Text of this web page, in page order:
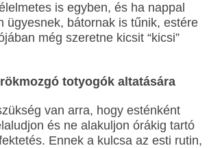
is egyben, és ha nappal
ügyesnek, bátornak is tűnik, estére
még szeretne kicsit “kicsi”
totyogók altatására
van arra, hogy esténként
és ne alakuljon órákig tartó
Ennek a kulcsa az esti rutin,